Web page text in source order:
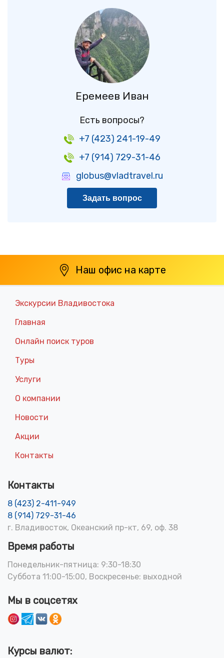
Еремеев Иван
Есть вопросы?
+7 (423) 241-19-49
+7 (914) 729-31-46
globus@vladtravel.ru
Задать вопрос
Наш офис на карте
Экскурсии Владивостока
Главная
Онлайн поиск туров
Туры
Услуги
О компании
Новости
Акции
Контакты
Контакты
8 (423) 2-411-949
8 (914) 729-31-46
г. Владивосток, Океанский пр-кт, 69, оф. 38
Время работы
Понедельник-пятница: 9:30-18:30
Суббота 11:00-15:00, Воскресенье: выходной
Мы в соцсетях
Курсы валют: